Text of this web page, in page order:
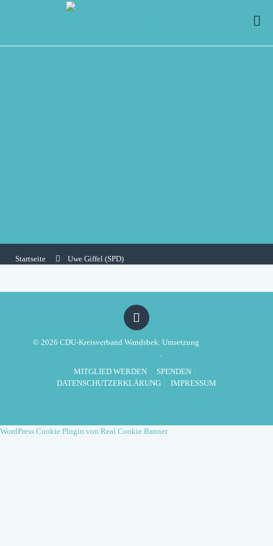
Startseite Uwe Giffel (SPD)
© 2026 CDU-Kreisverband Wandsbek. Umsetzung
.
MITGLIED WERDEN
SPENDEN
DATENSCHUTZERKLÄRUNG
IMPRESSUM
WordPress Cookie Plugin von Real Cookie Banner